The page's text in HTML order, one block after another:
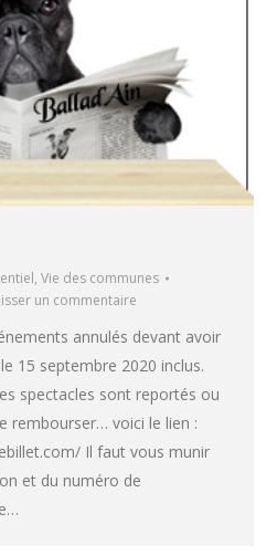
, Vie des communes
un commentaire
annulés devant avoir
15 septembre 2020 inclus.
spectacles sont reportés ou
rembourser… voici le lien :
Il faut vous munir
et du numéro de